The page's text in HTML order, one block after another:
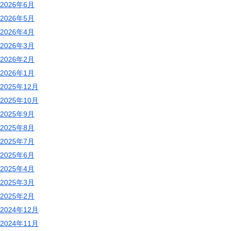
2026年6月
2026年5月
2026年4月
2026年3月
2026年2月
2026年1月
2025年12月
2025年10月
2025年9月
2025年8月
2025年7月
2025年6月
2025年4月
2025年3月
2025年2月
2024年12月
2024年11月